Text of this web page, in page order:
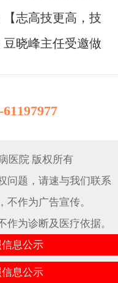
，神康倡导癫痫诊
志高技更高，技
捧锦旗致谢张志高
晓峰主任受邀做
61197977
医院 版权所有
问题，请速与我们联系
作为广告宣传。
为诊断及医疗依据。
息公示
息公示